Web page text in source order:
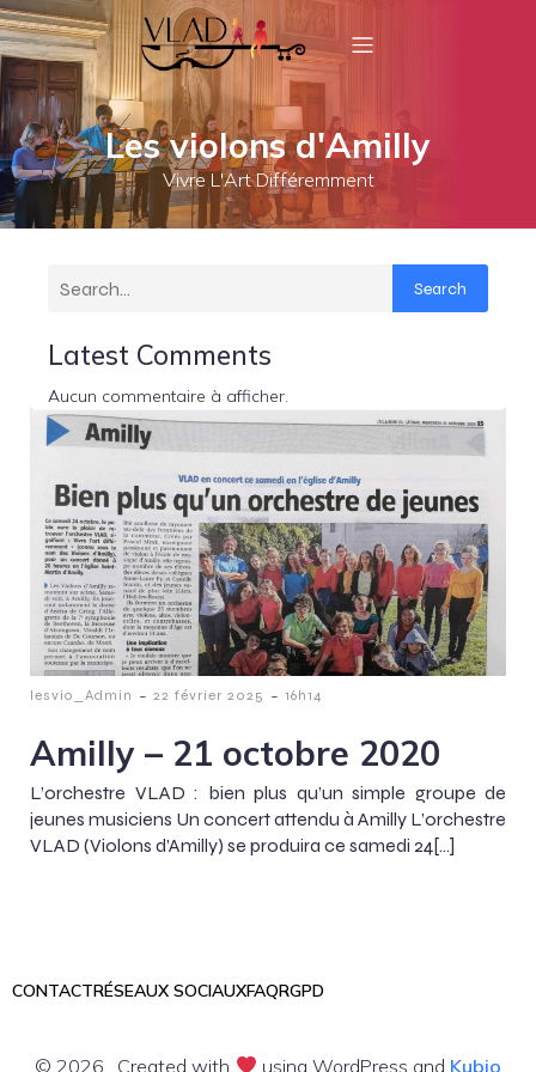
Les violons d'Amilly
Vivre L'Art Différemment
Search
Latest Comments
Aucun commentaire à afficher.
lesvio_Admin - 22 février 2025 - 16h14
Amilly – 21 octobre 2020
L’orchestre VLAD : bien plus qu’un simple groupe de
jeunes musiciens Un concert attendu à Amilly L’orchestre
VLAD (Violons d’Amilly) se produira ce samedi 24[…]
CONTACTRÉSEAUX SOCIAUXFAQRGPD
© 2026 . Created with using WordPress and Kubio